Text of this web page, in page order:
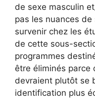
de sexe masculin
pas les nuances
survenir chez les
de cette sous-
programmes
être éliminés parce
devraient plutôt se
identification plus